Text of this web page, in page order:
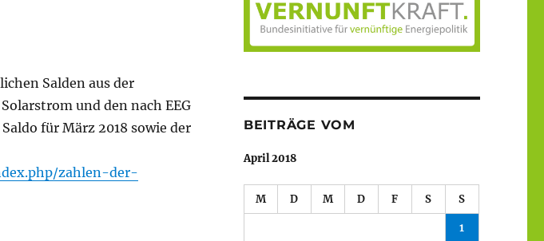
Salden aus der
und den nach EEG
für März 2018 sowie der
zahlen-der-
BEITRÄGE VOM
April 2018
M D M D F S S
1